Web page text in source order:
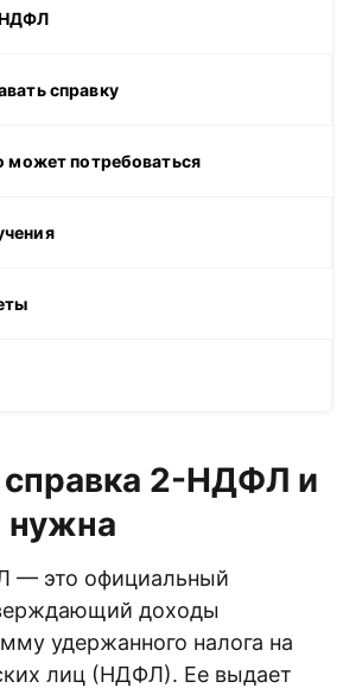
справку
может потребоваться
справка 2-НДФЛ и
нужна
— это официальный
доходы
удержанного налога на
лиц (НДФЛ). Ее выдает